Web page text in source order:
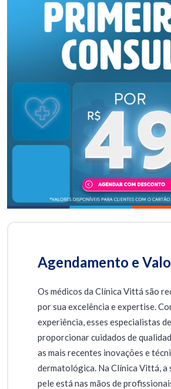
Agendamento e
Os médicos da Clínica Vittá são
por sua excelência e expertise.
experiência, esses especialistas
proporcionar cuidados de
as mais recentes inovações e
dermatológica. Na Clínica Vittá, a
pele está nas mãos de